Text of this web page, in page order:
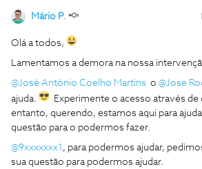
Mário P.
Olá a todos,
Lamentamos a demora na nossa
@José António Coelho Martins o @Jose
ajuda.
Experimente o acesso através
entanto, querendo, estamos aqui para
questão para o podermos fazer.
@9xxxxxxx1 , para podermos ajudar,
sua questão para podermos ajudar.